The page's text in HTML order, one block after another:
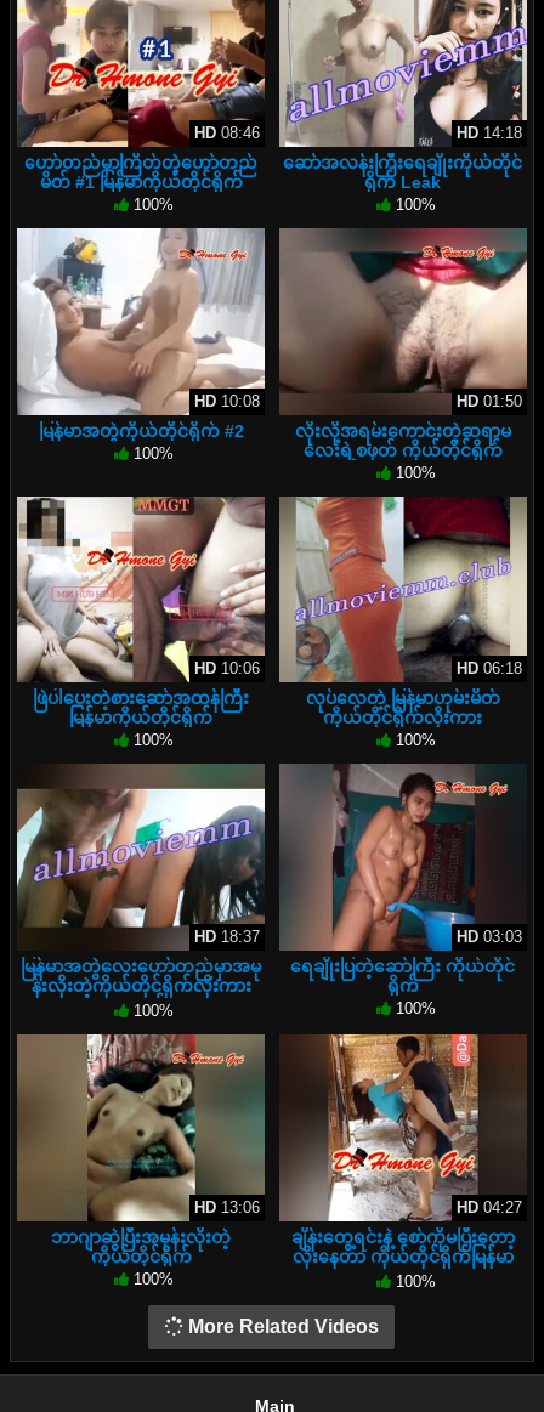
HD08:46
ဟော်တည်မှာကြိတ်တဲ့ဟော်တည်
မိတ် #1 မြန်မာကိုယ်တိုင်ရိုက်
100%
HD14:18
ဆော်အလန်းကြီးရေချိုးကိုယ်တိုင်
ရိုက် Leak
100%
HD10:08
မြန်မာအတွဲကိုယ်တိုင်ရိုက် #2
100%
HD01:50
လိုးလို့အရမ်းကောင်းတဲ့ဆရာမ
လေးရဲ့စဖုတ် ကိုယ်တိုင်ရိုက်
100%
HD10:06
ဖြဲပါပေးတဲ့စားဆော်အထန်ကြီး
မြန်မာကိုယ်တိုင်ရိုက်
100%
HD06:18
လုပ်လေတဲ့ မြန်မာဟုမ်းမိတ်
ကိုယ်တိုင်ရိုက်လိုးကား
100%
HD18:37
မြန်မာအတွဲလေးဟော်တည်မှာအမု
န်းလိုးတဲ့ကိုယ်တိုင်ရိုက်လိုးကား
အရှည်
100%
HD03:03
ရေချိုးပြတဲ့ဆော်ကြီး ကိုယ်တိုင်
ရိုက်
100%
HD13:06
ဘာဂျာဆွဲပြီးအမုန်းလိုးတဲ့
ကိုယ်တိုင်ရိုက်
100%
HD04:27
ချိန်းတွေ့ရင်းနဲ့ စော်ကိုမပြီးတော့
လိုးနေတာ ကိုယ်တိုင်ရိုက်မြန်မာ
အောကား
100%
More Related Videos
Main